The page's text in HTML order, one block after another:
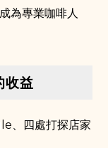
為專業咖啡人
收益
、四處打探店家